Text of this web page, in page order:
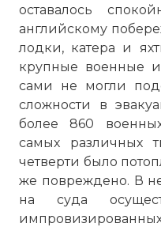
оставалось
английскому
лодки, катера и
крупные военные
сами не могли
сложности в
более 860
самых различных
четверти было
же повреждено. В
на суда